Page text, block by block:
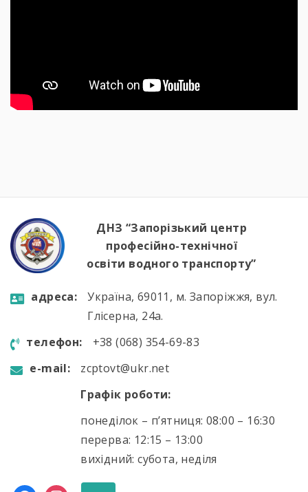
ДНЗ “Запорізький центр
професійно-технічної
освіти водного транспорту”
aдресa:
Україна, 69011, м. Запоріжжя, вул.
Глісерна, 24а.
телефон:
+38 (068) 354-69-83
e-mail:
zcptovt@ukr.net
Графік роботи:
понеділок – п’ятниця: 08:00 – 16:30
перерва: 12:15 – 13:00
вихідний: субота, неділя